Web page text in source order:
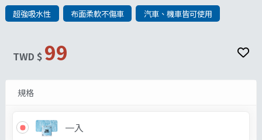
超強吸水性 布面柔軟不傷車 汽車、機車皆可使用
TWD $ 99
規格
一入